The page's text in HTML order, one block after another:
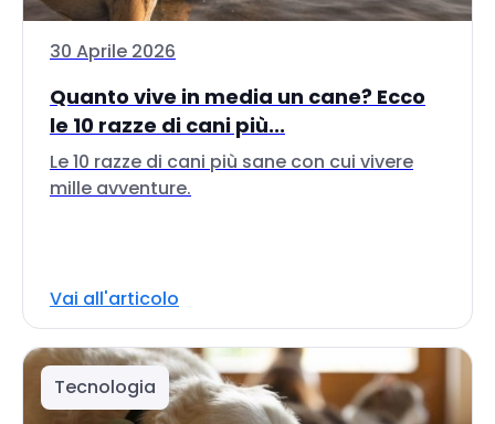
30 Aprile 2026
Quanto vive in media un cane? Ecco
le 10 razze di cani più...
Le 10 razze di cani più sane con cui vivere
mille avventure.
Vai all'articolo
Tecnologia